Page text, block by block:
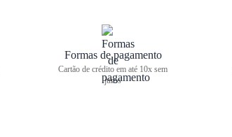
Formas de pagamento
Cartão de crédito em até 10x sem
juros